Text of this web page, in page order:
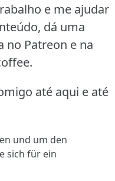
e me ajudar
dá uma
no Patreon e na
até aqui e até
und um den
sich für ein